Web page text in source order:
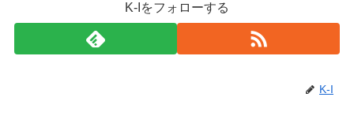
K-Iをフォローする
K-I